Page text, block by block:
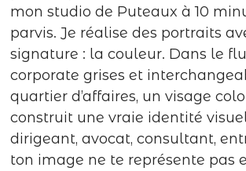
mon studio de Puteaux à 10
parvis. Je réalise des portraits
signature : la couleur. Dans le
corporate grises et
quartier d’affaires, un visage
construit une vraie identité
dirigeant, avocat, consultant,
ton image ne te représente pas